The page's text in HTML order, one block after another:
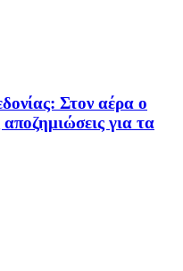
Στον αέρα ο
για τα